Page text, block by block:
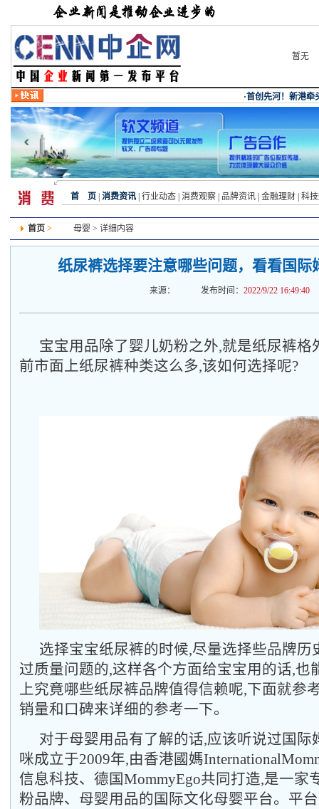
暂无
首 页 消费资讯 行业动态 消费观察 品牌资讯 金融理财 科
首页 > 母婴 > 详细内容
纸尿裤选择要注意哪些问题，看看国际
来源： 发布时间： 2022/9/22 16:49:40
宝宝用品除了婴儿奶粉之外,就是纸尿裤格
前市面上纸尿裤种类这么多,该如何选择呢?
选择宝宝纸尿裤的时候,尽量选择些品牌历
过质量问题的,这样各个方面给宝宝用的话,也
上究竟哪些纸尿裤品牌值得信赖呢,下面就参
销量和口碑来详细的参考一下。
对于母婴用品有了解的话,应该听说过国际
咪成立于2009年,由香港國媽
信息科技、德国MommyEgo共同打造,是一家
粉品牌、母婴用品的国际文化母婴平台。平